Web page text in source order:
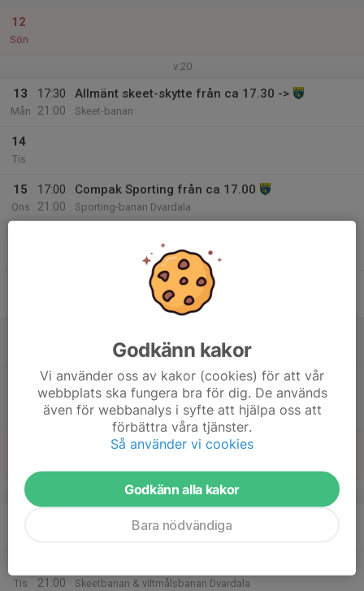
12
Sön
v.20
13
Mån
17:30
21:00
Allmänt skeet-skytte från ca 17.30 ->
Skeet-banan
14
Tis
15
Ons
17:00
21:00
Compak Sporting från ca 17.00
Sporting-banan Dvardala
Trapbanan
10:00
13:00
Allmänt skeet-skytte från 10:00 -> 13:00
Skeet-banan
v.21
Allmänt skeet-skytte från ca 17.30 ->
Tis
21:00
Skeetbanan & viltmålsbanan Dvardala
Godkänn kakor
Vi använder oss av kakor (cookies) för att vår
webbplats ska fungera bra för dig. De används
även för webbanalys i syfte att hjälpa oss att
förbättra våra tjänster.
Så använder vi cookies
Godkänn alla kakor
Bara nödvändiga